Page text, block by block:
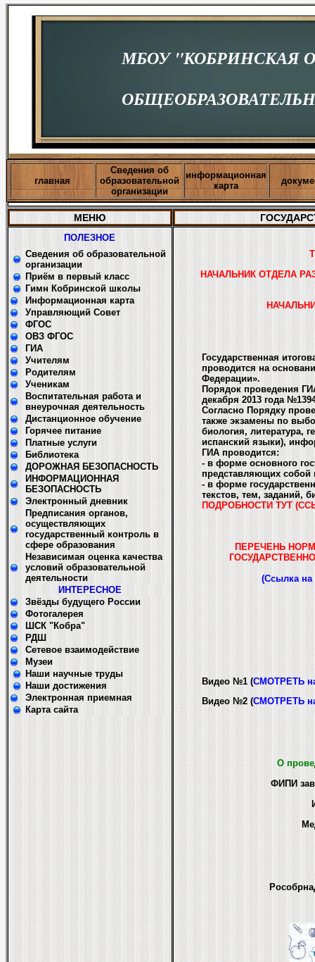
МБОУ "КОБРИНСКАЯ
главная
Сведения об
образовательной
организации
информационная
карта
МЕНЮ
ПОЛЕЗНОЕ
Сведения об образовательной
организации
Приём в первый класс
Гимн Кобринской школы
Информационная карта
Управляющий Совет
ФГОС
ОВЗ ФГОС
ГИА
Учителям
Родителям
Ученикам
Воспитательная работа и
внеурочная деятельность
Дистанционное обучение
Горячее питание
Платные услуги
Библиотека
ДОРОЖНАЯ БЕЗОПАСНОСТЬ
ИНФОРМАЦИОННАЯ
БЕЗОПАСНОСТЬ
Электронный дневник
Предписания органов,
осуществляющих
государственный контроль в
сфере образования
Независимая оценка качества
условий образовательной
деятельности
ИНТЕРЕСНОЕ
Звёзды будущего России
Фотогалерея
ШСК "Кобра"
РДШ
Сетевое взаимодействие
Музеи
Наши научные труды
Наши достижения
Электронная приемная
Карта сайта
НАЧАЛЬНИК ОТДЕЛА
Государственная
проводится на
Федерации».
Порядок проведения
декабря 2013 года
Согласно Порядку
также экзамены по
биология, литература,
испанский языки),
ГИА проводится:
- в форме основного
представляющих собой
- в форме
текстов, тем, заданий,
ПОДРОБНОСТИ ТУТ
ПЕРЕЧЕНЬ
(Ссылка на
Видео №1 (СМОТРЕТЬ
Видео №2 (СМОТРЕТЬ
О
ФИПИ